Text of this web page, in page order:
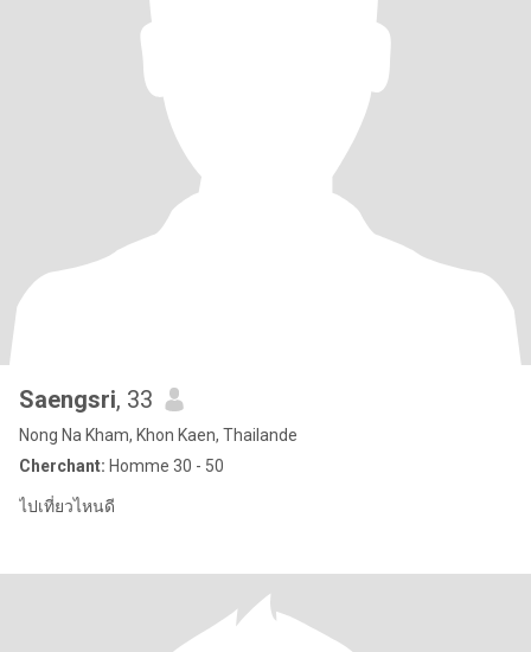
Saengsri, 33
Nong Na Kham, Khon Kaen, Thailande
Cherchant: Homme 30 - 50
ไปเที่ยวไหนดี